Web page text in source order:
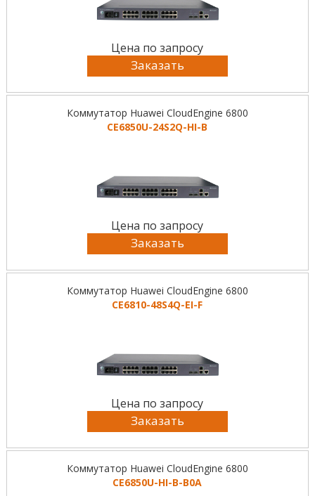
Цена по запросу
Заказать
Коммутатор Huawei CloudEngine 6800
CE6850U-24S2Q-HI-B
Цена по запросу
Заказать
Коммутатор Huawei CloudEngine 6800
CE6810-48S4Q-EI-F
Цена по запросу
Заказать
Коммутатор Huawei CloudEngine 6800
CE6850U-HI-B-B0A